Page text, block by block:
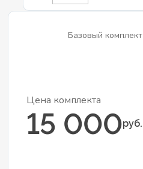
Базовый
Цена комплекта
15 000руб.